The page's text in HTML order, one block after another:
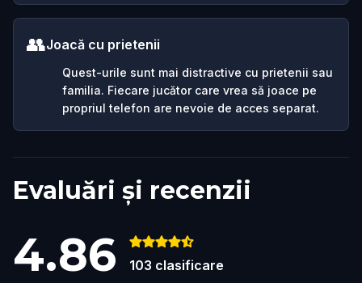
👥Joacă cu prietenii
Quest-urile sunt mai distractive cu prietenii sau
familia. Fiecare jucător care vrea să joace pe
propriul telefon are nevoie de acces separat.
Evaluări și recenzii
4.86 103 clasificare